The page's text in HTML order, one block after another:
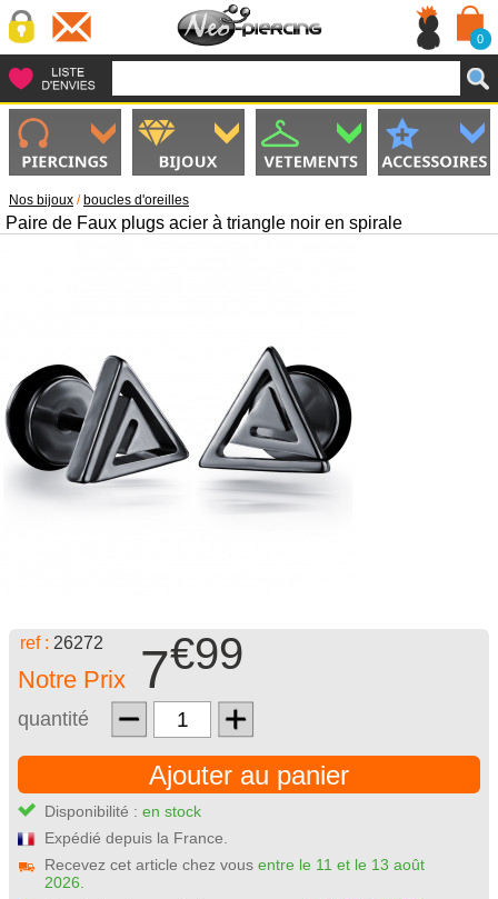
0
Nos bijoux / boucles d'oreilles
Paire de Faux plugs acier à triangle noir en spirale
ref : 26272
Notre Prix 7€99
quantité
Ajouter au panier
Disponibilité : en stock
Expédié depuis la France.
Recevez cet article chez vous entre le 11 et le 13 août
2026.